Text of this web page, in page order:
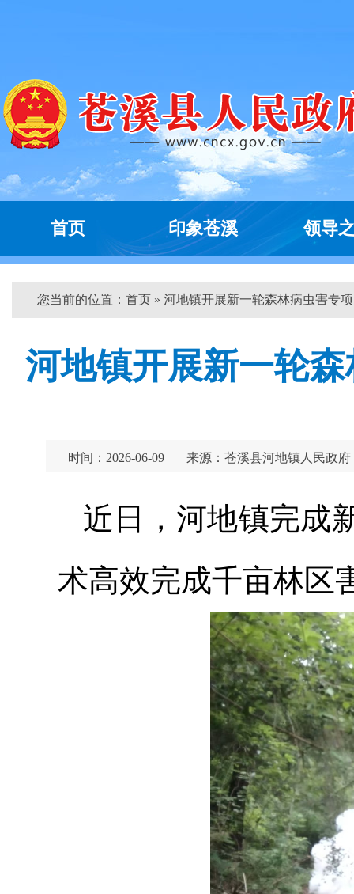
首页 印象苍溪 领导
您当前的位置： 首页 » 河地镇开展新一轮森林病虫害专
河地镇开展新一轮
时间：2026-06-09 来源：苍溪县河地镇人民政府
近日，河地镇完成
术高效完成千亩林区